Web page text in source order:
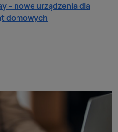
– nowe urządzenia dla
domowych